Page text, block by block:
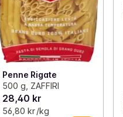
Penne Rigate
500 g, ZAFFIRI
28,40 kr
56,80 kr /kg